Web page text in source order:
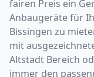
fairen Preis ein
Anbaugeräte für
Bissingen zu
mit
Altstadt Bereich
immer den